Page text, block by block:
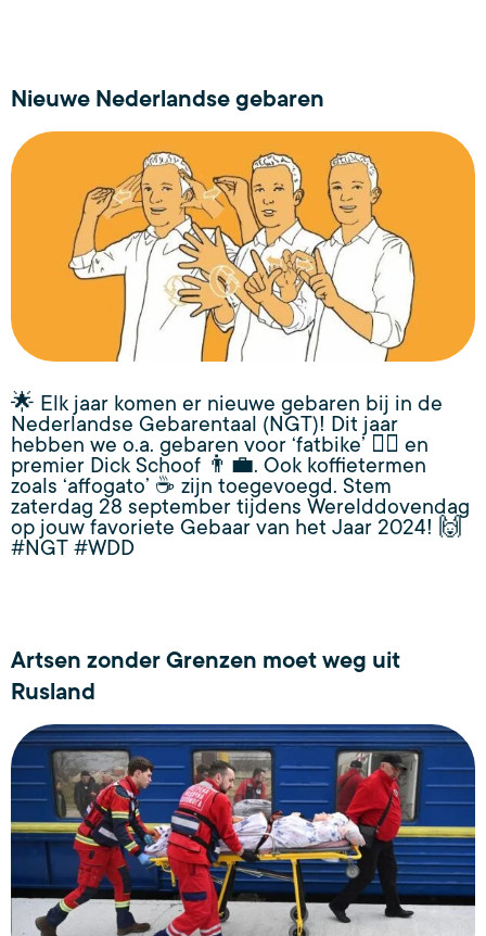
Nieuwe Nederlandse gebaren
🌟 Elk jaar komen er nieuwe gebaren bij in de
Nederlandse Gebarentaal (NGT)! Dit jaar
hebben we o.a. gebaren voor ‘fatbike’ 🚴‍♀️ en
premier Dick Schoof 👨‍💼. Ook koffietermen
zoals ‘affogato’ ☕ zijn toegevoegd. Stem
zaterdag 28 september tijdens Werelddovendag
op jouw favoriete Gebaar van het Jaar 2024! 🙌
#NGT #WDD
Artsen zonder Grenzen moet weg uit
Rusland